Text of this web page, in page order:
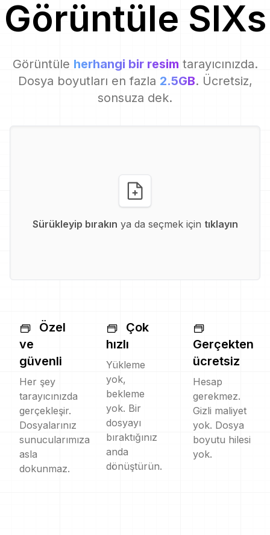
Görüntüle SIXs
Görüntüle herhangi bir resim tarayıcınızda.
Dosya boyutları en fazla 2.5GB. Ücretsiz,
sonsuza dek.
Sürükleyip bırakın ya da seçmek için tıklayın
Özel
ve
güvenli
Her şey
tarayıcınızda
gerçekleşir.
Dosyalarınız
sunucularımıza
asla
dokunmaz.
Çok
hızlı
Yükleme
yok,
bekleme
yok. Bir
dosyayı
bıraktığınız
anda
dönüştürün.
Gerçekten
ücretsiz
Hesap
gerekmez.
Gizli maliyet
yok. Dosya
boyutu hilesi
yok.